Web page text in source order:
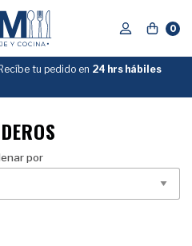
0
GRATIS
SOBRE
Recíbe tu pedido en 24 hrs hábiles
por